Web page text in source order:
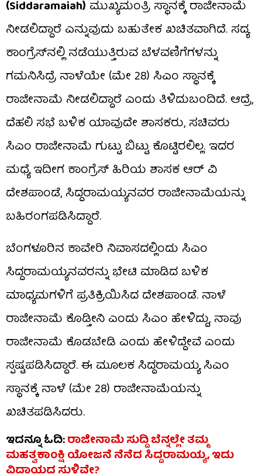
(Siddaramaiah) ಮುಖ್ಯಮಂತ್ರಿ ಸ್ಥಾನಕ್ಕೆ ರಾಜೀನಾಮೆ
ನೀಡಲಿದ್ದಾರೆ ಎನ್ನುವುದು ಬಹುತೇಕ ಖಚಿತವಾಗಿದೆ. ಸದ್ಯ
ಕಾಂಗ್ರೆಸ್​​ನಲ್ಲಿ ನಡೆಯುತ್ತಿರುವ ಬೆಳವಣಿಗೆಗಳನ್ನು
ಗಮನಿಸಿದ್ರೆ ನಾಳೆಯೇ (ಮೇ 28) ಸಿಎಂ ಸ್ಥಾನಕ್ಕೆ
ರಾಜೀನಾಮೆ ನೀಡಲಿದ್ದಾರೆ ಎಂದು ತಿಳಿದುಬಂದಿದೆ. ಆದ್ರೆ,
ದೆಹಲಿ ಸಭೆ ಬಳಿಕ ಯಾವುದೇ ಶಾಸಕರು, ಸಚಿವರು
ಸಿಎಂ ರಾಜೀನಾಮೆ ಗುಟ್ಟು ಬಿಟ್ಟು ಕೊಟ್ಟಿರಲಿಲ್ಲ. ಇದರ
ಮಧ್ಯೆ ಇದೀಗ ಕಾಂಗ್ರೆಸ್ ಹಿರಿಯ ಶಾಸಕ ಆರ್ ವಿ
ದೇಶಪಾಂಡೆ, ಸಿದ್ದರಾಮಯ್ಯನವರ ರಾಜೀನಾಮೆಯನ್ನು
ಬಹಿರಂಗಪಡಿಸಿದ್ದಾರೆ.
ಬೆಂಗಳೂರಿನ ಕಾವೇರಿ ನಿವಾಸದಲ್ಲಿಂದು ಸಿಎಂ
ಸಿದ್ದರಾಮಯ್ಯನವರನ್ನು ಭೇಟಿ ಮಾಡಿದ ಬಳಿಕ
ಮಾಧ್ಯಮಗಳಿಗೆ ಪ್ರತಿಕ್ರಿಯಿಸಿದ ದೇಶಪಾಂಡೆ. ನಾಳೆ
ರಾಜೀನಾಮೆ ಕೊಡ್ತೀನಿ ಎಂದು ಸಿಎಂ ಹೇಳಿದ್ದು, ನಾವು
ರಾಜೀನಾಮೆ ಕೊಡಬೇಡಿ ಎಂದು ಹೇಳಿದ್ದೇವೆ ಎಂದು
ಸ್ಪಷ್ಟಪಡಿಸಿದ್ದಾರೆ. ಈ ಮೂಲಕ ಸಿದ್ದರಾಮಯ್ಯ ಸಿಎಂ
ಸ್ಥಾನಕ್ಕೆ ನಾಳೆ (ಮೇ 28) ರಾಜೀನಾಮೆಯನ್ನು
ಖಚಿತಪಡಿಸಿದರು.
ಇದನ್ನೂ ಓದಿ:ರಾಜೀನಾಮೆ ಸುದ್ದಿ ಬೆನ್ನಲ್ಲೇ ತಮ್ಮ
ಮಹತ್ವಕಾಂಕ್ಷಿ ಯೋಜನೆ ನೆನೆದ ಸಿದ್ದರಾಮಯ್ಯ, ಇದು